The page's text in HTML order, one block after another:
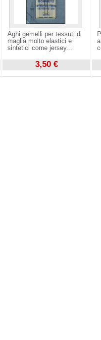
Aghi gemelli per tessuti di
maglia molto elastici e
sintetici come jersey...
3,50 €